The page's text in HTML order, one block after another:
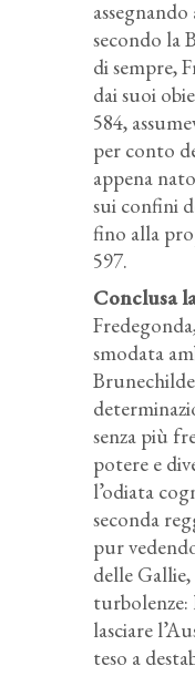
secondo la
di sempre,
dai suoi
584,
per conto
appena
sui confini
fino alla
597.
Conclusa
smodata
senza più
potere e
l’odiata
seconda
pur
delle
turbolenze:
lasciare
teso a